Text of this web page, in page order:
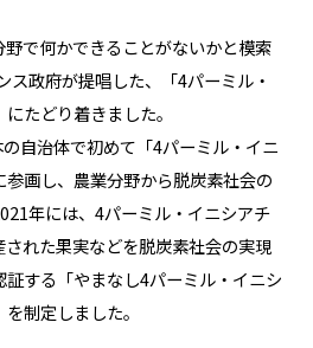
で何かできることがないかと模索
ス政府が提唱した、「4パーミル・
たどり着きました。
自治体で初めて「4パーミル・イニ
画し、農業分野から脱炭素社会の
年には、4パーミル・イニシアチ
れた果実などを脱炭素社会の実現
する「やまなし4パーミル・イニシ
制定しました。